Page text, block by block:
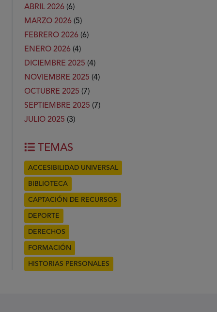
ABRIL 2026 (6)
MARZO 2026 (5)
FEBRERO 2026 (6)
ENERO 2026 (4)
DICIEMBRE 2025 (4)
NOVIEMBRE 2025 (4)
OCTUBRE 2025 (7)
SEPTIEMBRE 2025 (7)
JULIO 2025 (3)
TEMAS
ACCESIBILIDAD UNIVERSAL
BIBLIOTECA
CAPTACIÓN DE RECURSOS
DEPORTE
DERECHOS
FORMACIÓN
HISTORIAS PERSONALES